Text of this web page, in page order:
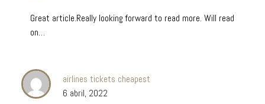
Great article.Really looking forward to read more. Will read
on…
airlines tickets cheapest
6 abril, 2022